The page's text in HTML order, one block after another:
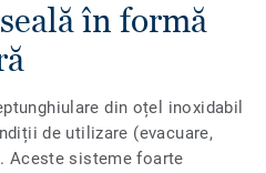
în formă
din oțel inoxidabil
de utilizare (evacuare,
Aceste sisteme foarte